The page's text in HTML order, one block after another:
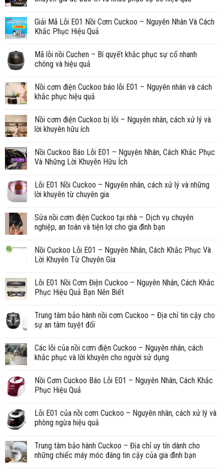
Giải Mã Lỗi E01 Nồi Cơm Cuckoo – Nguyên Nhân Và Cách
Khắc Phục Hiệu Quả
Mã lỗi nồi Cuchen – Bí quyết khắc phục sự cố nhanh
chóng và hiệu quả
Nồi cơm điện Cuckoo báo lỗi E01 – Nguyên nhân và cách
khắc phục hiệu quả
Nồi cơm điện Cuckoo bị lỗi – Nguyên nhân, cách xử lý và
lời khuyên hữu ích
Nồi Cuckoo Báo Lỗi E01 – Nguyên Nhân, Cách Khắc Phục
Và Những Lời Khuyên Hữu Ích
Lỗi E01 Nồi Cuckoo – Nguyên nhân, cách xử lý và những
lời khuyên từ chuyên gia
Sửa nồi cơm điện Cuckoo tại nhà – Dịch vụ chuyên
nghiệp, an toàn và tiện lợi cho gia đình bạn
Nồi Cuckoo Lỗi E01 – Nguyên Nhân, Cách Khắc Phục Và
Lời Khuyên Từ Chuyên Gia
Lỗi E01 Nồi Cơm Điện Cuckoo – Nguyên Nhân, Cách Khắc
Phục Hiệu Quả Bạn Nên Biết
Trung tâm bảo hành nồi cơm Cuckoo – Địa chỉ tin cậy cho
sự an tâm tuyệt đối
Các lỗi của nồi cơm điện Cuckoo – Nguyên nhân, cách
khắc phục và lời khuyên cho người sử dụng
Nồi Cơm Cuckoo Báo Lỗi E01 – Nguyên Nhân, Cách Khắc
Phục Hiệu Quả
Lỗi E01 của nồi cơm Cuckoo – Nguyên nhân, cách xử lý và
phòng ngừa hiệu quả
Trung tâm bảo hành Cuckoo – Địa chỉ uy tín dành cho
những chiếc máy móc đáng tin cậy của gia đình bạn